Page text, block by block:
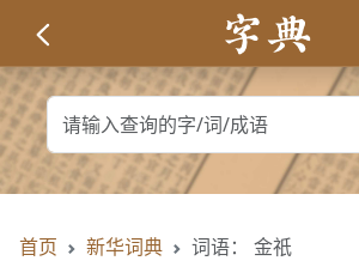
首页 新华词典 词语： 金祇